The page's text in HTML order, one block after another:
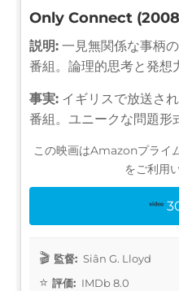
Only Connect
説明: 一見無関係な事柄
番組。論理的思考と発想
事実: イギリスで放送さ
番組。ユニークな問題形
この映画はAmazonプライ
をご利用
監督: Siân G. Lloyd
評価: IMDb 8.0